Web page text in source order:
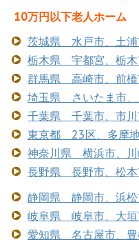
10万円以下老人ホーム
茨城県 水戸市、土浦
栃木県 宇都宮、栃木
群馬県 高崎市、前橋
埼玉県 さいたま市、
千葉県 千葉市、市川
東京都 23区、多摩
神奈川県 横浜市、川
長野県 長野市、松本
静岡県 静岡市、浜松
岐阜県 岐阜市、大垣
愛知県 名古屋市、豊